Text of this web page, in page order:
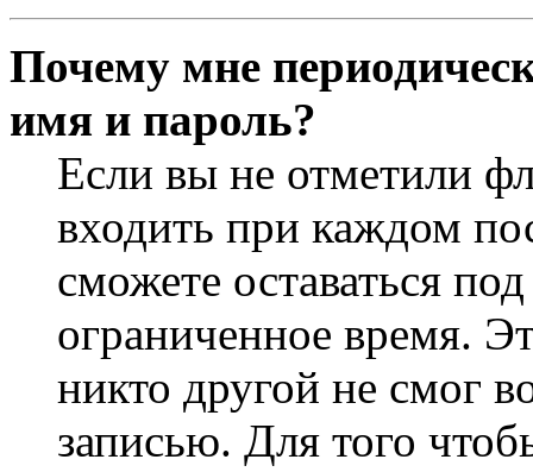
Почему мне
имя и пароль?
Если вы не отметили
входить при каждом
сможете оставаться
ограниченное время.
никто другой не смог
записью. Для того